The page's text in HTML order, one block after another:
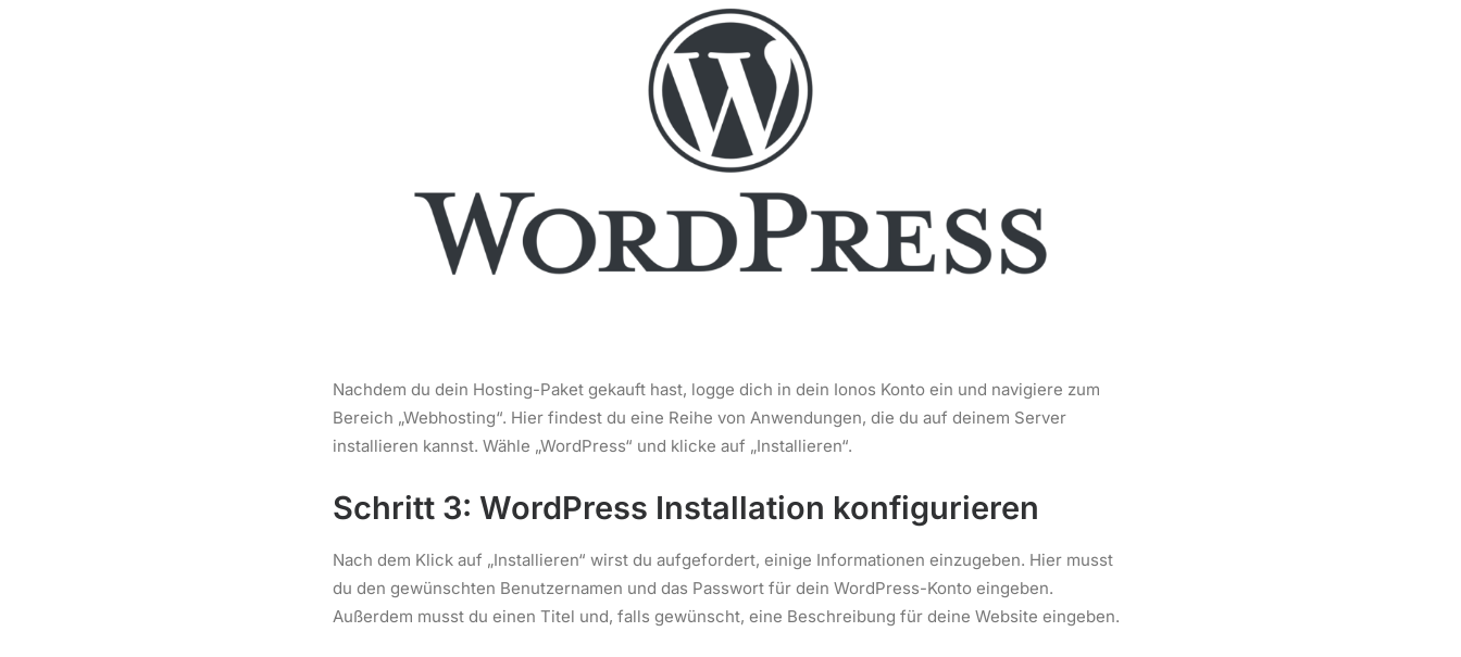
Nachdem du dein Hosting-Paket gekauft hast, logge dich in dein Ionos Konto ein und navigiere zum
Bereich „Webhosting“. Hier findest du eine Reihe von Anwendungen, die du auf deinem Server
installieren kannst. Wähle „WordPress“ und klicke auf „Installieren“.
Schritt 3: WordPress Installation konfigurieren
Nach dem Klick auf „Installieren“ wirst du aufgefordert, einige Informationen einzugeben. Hier musst
du den gewünschten Benutzernamen und das Passwort für dein WordPress-Konto eingeben.
Außerdem musst du einen Titel und, falls gewünscht, eine Beschreibung für deine Website eingeben.